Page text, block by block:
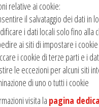
relative ai cookie:
il salvataggio dei dati in
i dati locali solo fino alla
ai siti di impostare i cookie
i cookie di terze parti e i
le eccezioni per alcuni siti
di uno o tutti i cookie
visita la pagina